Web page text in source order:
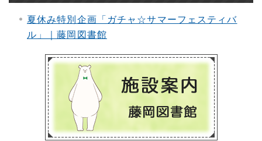
夏休み特別企画「ガチャ☆サマーフェスティバ
ル」｜藤岡図書館